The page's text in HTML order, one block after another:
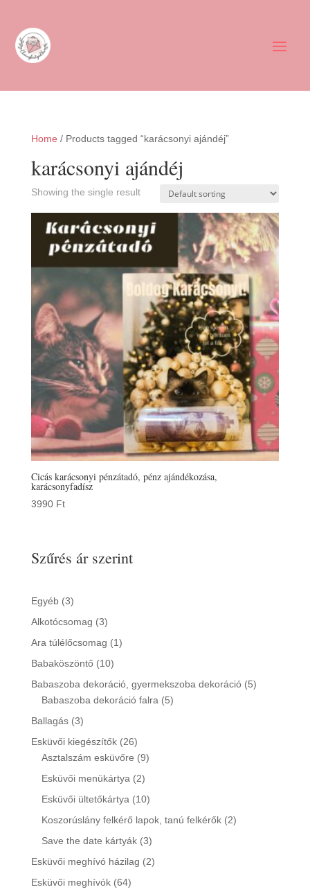
Home / Products tagged “karácsonyi ajándéj”
karácsonyi ajándéj
Showing the single result
Cicás karácsonyi pénzátadó, pénz ajándékozása,
karácsonyfadísz
3990 Ft
Szűrés ár szerint
Egyéb 33
products
Alkotócsomag 33
products
Ara túlélőcsomag 11
Babaköszöntő 1010
products
Babaszoba dekoráció, gyermekszoba dekoráció 55
Babaszoba dekoráció falra 55
Ballagás 33
products
Esküvői kiegészítők 2626
products
Asztalszám esküvőre 99
Esküvői menükártya 22
products
Esküvői ültetőkártya 1010
products
Koszorúslány felkérő lapok, tanú felkérők 22
Save the date kártyák 33
products
Esküvői meghívó házilag 22
Esküvői meghívók 6464